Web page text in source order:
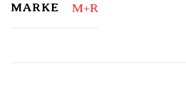
MARKE M+R